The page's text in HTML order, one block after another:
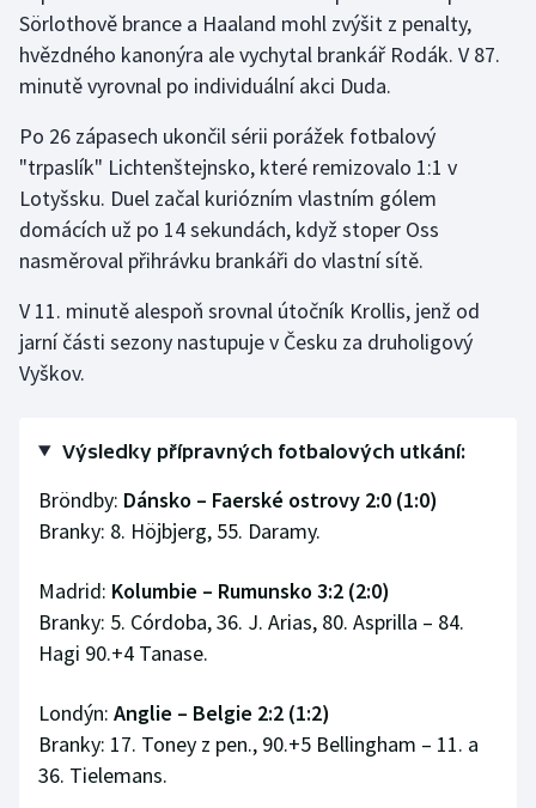
Sörlothově brance a Haaland mohl zvýšit z penalty,
hvězdného kanonýra ale vychytal brankář Rodák. V 87.
minutě vyrovnal po individuální akci Duda.
Po 26 zápasech ukončil sérii porážek fotbalový
"trpaslík" Lichtenštejnsko, které remizovalo 1:1 v
Lotyšsku. Duel začal kuriózním vlastním gólem
domácích už po 14 sekundách, když stoper Oss
nasměroval přihrávku brankáři do vlastní sítě.
V 11. minutě alespoň srovnal útočník Krollis, jenž od
jarní části sezony nastupuje v Česku za druholigový
Vyškov.
Výsledky přípravných fotbalových utkání:
Bröndby: Dánsko – Faerské ostrovy 2:0 (1:0)
Branky: 8. Höjbjerg, 55. Daramy.
Madrid: Kolumbie – Rumunsko 3:2 (2:0)
Branky: 5. Córdoba, 36. J. Arias, 80. Asprilla – 84.
Hagi 90.+4 Tanase.
Londýn: Anglie – Belgie 2:2 (1:2)
Branky: 17. Toney z pen., 90.+5 Bellingham – 11. a
36. Tielemans.